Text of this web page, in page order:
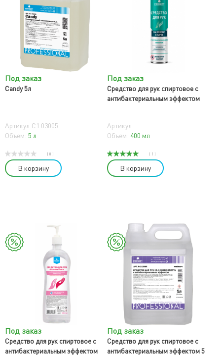
Под заказ
Candy 5л
Артикул:C1 03005
Объем: 5 л
( 0 )
В корзину
Под заказ
Средство для рук спиртовое с
антибактериальным эффектом
Артикул:
Объем: 400 мл
( 1 )
В корзину
Под заказ
Средство для рук спиртовое с
антибактериальным эффектом
Под заказ
Средство для рук спиртовое с
антибактериальным эффектом 5